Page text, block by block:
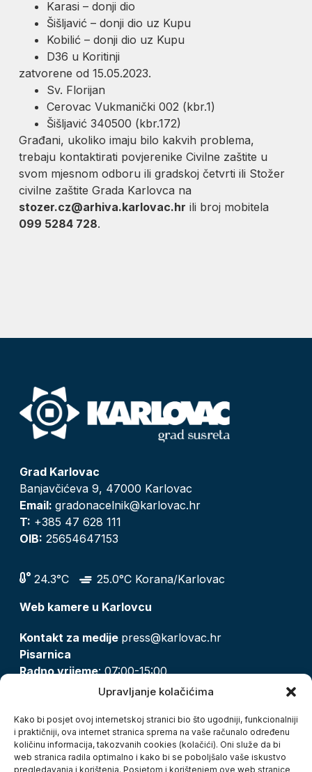
Upravljanje kolačićima
Kako bi posjet ovoj internetskoj stranici bio što ugodniji, funkcionalniji
i praktičniji, ova internet stranica sprema na vaše računalo određenu
količinu informacija, takozvanih cookies (kolačići). Oni služe da bi
web stranica radila optimalno i kako bi se poboljšalo vaše iskustvo
pregledavanja i korištenja. Posjetom i korištenjem ove web stranice
Karasi – donji dio
Šišljavić – donji dio uz Kupu
Kobilić – donji dio uz Kupu
D36 u Koritinji
zatvorene od 15.05.2023.
Sv. Florijan
Cerovac Vukmanički 002 (kbr.1)
Šišljavić 340500 (kbr.172)
Građani, ukoliko imaju bilo kakvih problema,
trebaju kontaktirati povjerenike Civilne zaštite u
svom mjesnom odboru ili gradskoj četvrti ili Stožer
civilne zaštite Grada Karlovca na
stozer.cz@arhiva.karlovac.hr ili broj mobitela
099 5284 728.
Grad Karlovac
Banjavčićeva 9, 47000 Karlovac
Email: gradonacelnik@karlovac.hr
T: +385 47 628 111
OIB: 25654647153
24.3°C
25.0°C Korana/Karlovac
Web kamere u Karlovcu
Kontakt za medije press@karlovac.hr
Pisarnica
Radno vrijeme: 07:00-15:00
pisarnica@karlovac.hr
Zaštita osobnih podataka